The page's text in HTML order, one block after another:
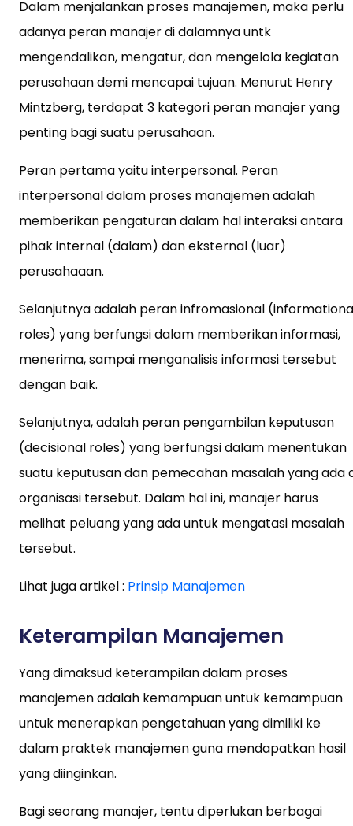
Dalam menjalankan proses manajemen, maka perlu
adanya peran manajer di dalamnya untk
mengendalikan, mengatur, dan mengelola kegiatan
perusahaan demi mencapai tujuan. Menurut Henry
Mintzberg, terdapat 3 kategori peran manajer yang
penting bagi suatu perusahaan.
Peran pertama yaitu interpersonal. Peran
interpersonal dalam proses manajemen adalah
memberikan pengaturan dalam hal interaksi antara
pihak internal (dalam) dan eksternal (luar)
perusahaaan.
Selanjutnya adalah peran infromasional
roles) yang berfungsi dalam memberikan informasi,
menerima, sampai menganalisis informasi tersebut
dengan baik.
Selanjutnya, adalah peran pengambilan keputusan
(decisional roles) yang berfungsi dalam menentukan
suatu keputusan dan pemecahan masalah yang ada
organisasi tersebut. Dalam hal ini, manajer harus
melihat peluang yang ada untuk mengatasi masalah
tersebut.
Lihat juga artikel : Prinsip Manajemen
Keterampilan Manajemen
Yang dimaksud keterampilan dalam proses
manajemen adalah kemampuan untuk kemampuan
untuk menerapkan pengetahuan yang dimiliki ke
dalam praktek manajemen guna mendapatkan hasil
yang diinginkan.
Bagi seorang manajer, tentu diperlukan berbagai